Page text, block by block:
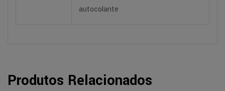
autocolante
Produtos Relacionados